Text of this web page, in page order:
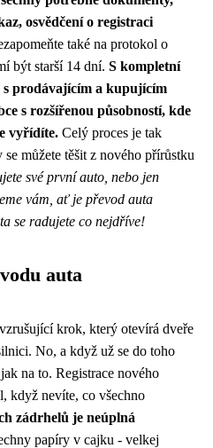
osvědčení o registraci
také na protokol o
být starší 14 dní. S kompletní
s prodávajícím a kupujícím
s rozšířenou působností, kde
vyřídíte. Celý proces je tak
můžete těšit z nového přírůstku
své první auto, nebo jen
vám, ať je převod auta
se radujete co nejdříve!
auta
krok, který otevírá dveře
No, a když už se do toho
na to. Registrace nového
když nevíte, co všechno
zádrhelů je neúplná
papíry v cajku - velkej